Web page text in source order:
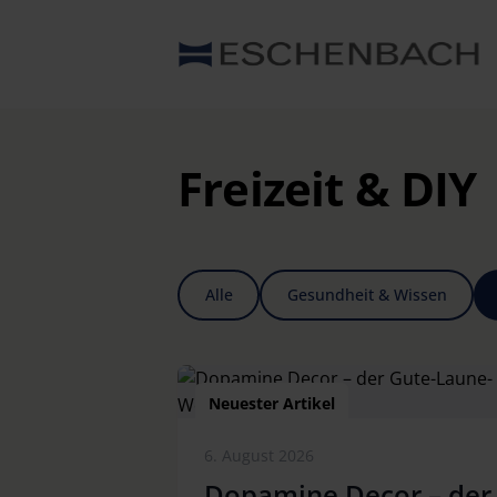
Freizeit & DIY
Alle Gesundheit & Wissen
Neuester Artikel
6. August 2026